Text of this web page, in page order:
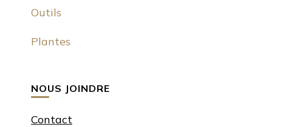
Outils
Plantes
NOUS JOINDRE
Contact